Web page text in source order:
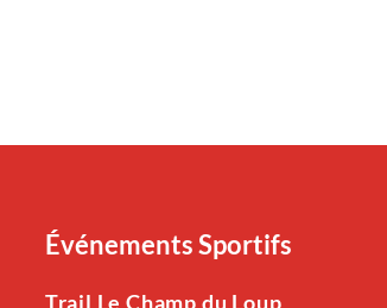
Événements Sportifs
Trail Le Champ du Loup